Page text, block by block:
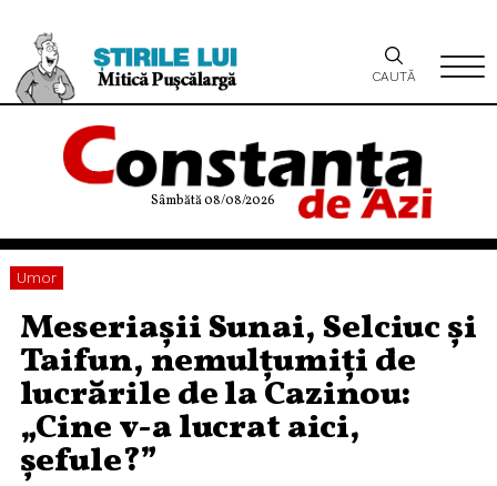
Sâmbătă 08/08/2026
CAUTĂ
Umor
Meseriașii Sunai, Selciuc și
Taifun, nemulțumiți de
lucrările de la Cazinou:
„Cine v-a lucrat aici,
șefule?”